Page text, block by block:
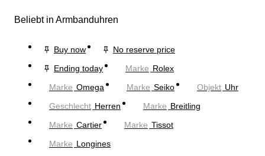
Beliebt in Armbanduhren
Buy now
No reserve price
Ending today
Marke Rolex
Marke Omega Marke Seiko Objekt Uhr
Geschlecht Herren Marke Breitling
Marke Cartier Marke Tissot
Marke Longines